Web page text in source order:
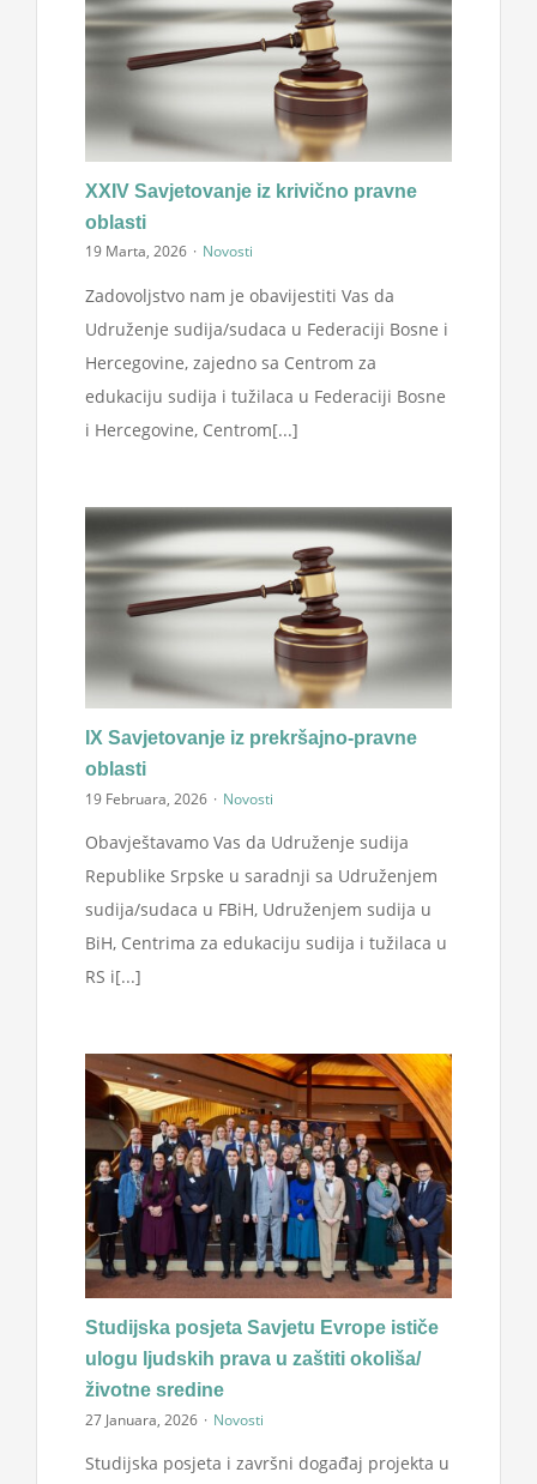
XXIV Savjetovanje iz krivično pravne
oblasti
19 Marta, 2026 · Novosti
Zadovoljstvo nam je obavijestiti Vas da
Udruženje sudija/sudaca u Federaciji Bosne i
Hercegovine, zajedno sa Centrom za
edukaciju sudija i tužilaca u Federaciji Bosne
i Hercegovine, Centrom[...]
IX Savjetovanje iz prekršajno-pravne
oblasti
19 Februara, 2026 · Novosti
Obavještavamo Vas da Udruženje sudija
Republike Srpske u saradnji sa Udruženjem
sudija/sudaca u FBiH, Udruženjem sudija u
BiH, Centrima za edukaciju sudija i tužilaca u
RS i[...]
Studijska posjeta Savjetu Evrope ističe
ulogu ljudskih prava u zaštiti okoliša/
životne sredine
27 Januara, 2026 · Novosti
Studijska posjeta i završni događaj projekta u